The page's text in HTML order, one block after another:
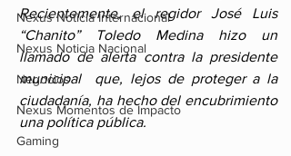
Nexus Noticia Internacional
Nexus Noticia Nacional
Negocios
Nexus Momentos de Impacto
Gaming
Recientemente, el regidor José Luis
“Chanito” Toledo Medina hizo un
llamado de alerta contra la presidente
municipal  que, lejos de proteger a la
ciudadanía, ha hecho del encubrimiento
una política pública.